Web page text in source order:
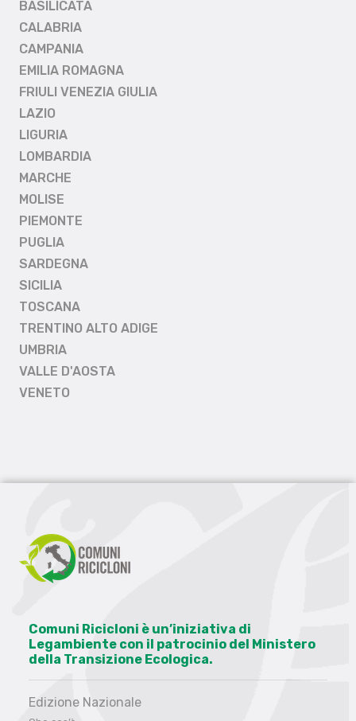
BASILICATA
CALABRIA
CAMPANIA
EMILIA ROMAGNA
FRIULI VENEZIA GIULIA
LAZIO
LIGURIA
LOMBARDIA
MARCHE
MOLISE
PIEMONTE
PUGLIA
SARDEGNA
SICILIA
TOSCANA
TRENTINO ALTO ADIGE
UMBRIA
VALLE D'AOSTA
VENETO
Comuni Ricicloni è un’iniziativa di
Legambiente con il patrocinio del Ministero
della Transizione Ecologica.
Edizione Nazionale